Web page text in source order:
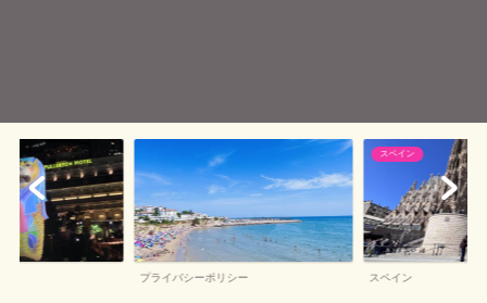
スペイン
バルセロナお土産
バルセロナお土産